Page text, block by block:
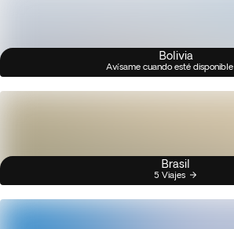
Bolivia
Avísame cuando esté disponible
Brasil
5 Viajes